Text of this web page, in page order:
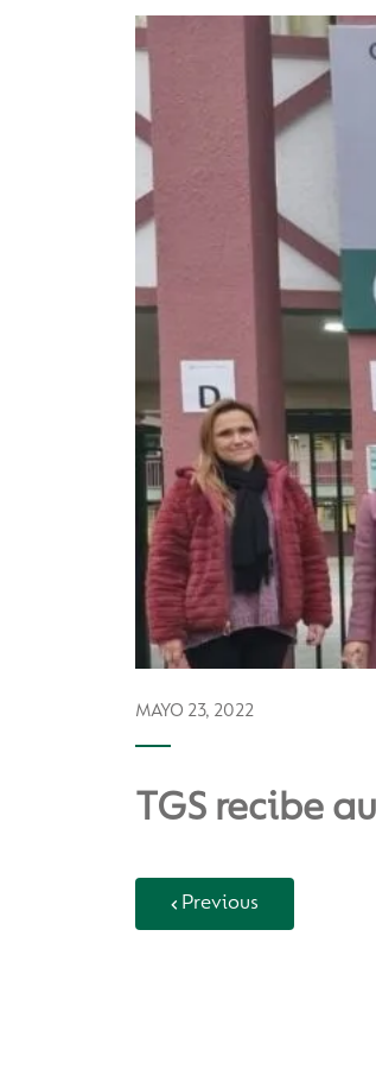
MAYO 23, 2022
TGS recibe
Previous